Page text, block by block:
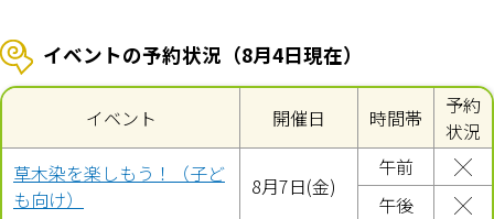
イベントの予約状況（8月4日現在）
イベント 開催日 時間帯
予約
状況
草木染を楽しもう！（子ど
も向け）
8月7日(金)
午前
╳
午後
╳